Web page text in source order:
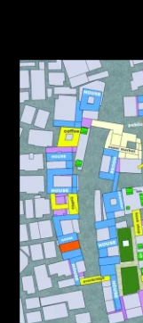
進一步篩
關於M+藏